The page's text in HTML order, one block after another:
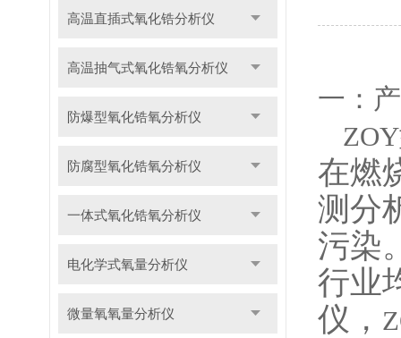
高温直插式氧化锆分析仪
高温抽气式氧化锆氧分析仪
防爆型氧化锆氧分析仪
防腐型氧化锆氧分析仪
一体式氧化锆氧分析仪
电化学式氧量分析仪
微量氧氧量分析仪
一：
在燃
测分
污染
行业
仪，